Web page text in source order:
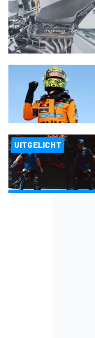
UITGELICHT